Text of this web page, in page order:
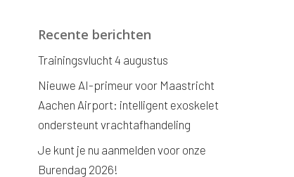
Recente berichten
Trainingsvlucht 4 augustus
Nieuwe AI-primeur voor Maastricht
Aachen Airport: intelligent exoskelet
ondersteunt vrachtafhandeling
Je kunt je nu aanmelden voor onze
Burendag 2026!